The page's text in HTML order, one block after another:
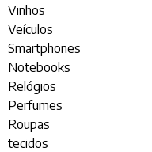
Vinhos
Veículos
Smartphones
Notebooks
Relógios
Perfumes
Roupas
tecidos